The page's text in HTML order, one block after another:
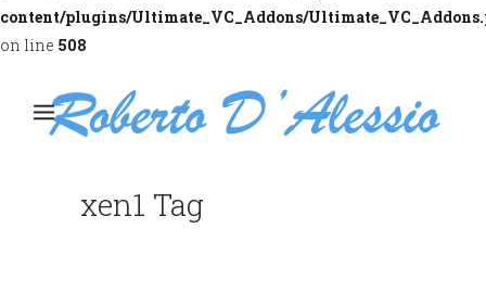
content/plugins/Ultimate_VC_Addons/
on line 508
xen1 Tag